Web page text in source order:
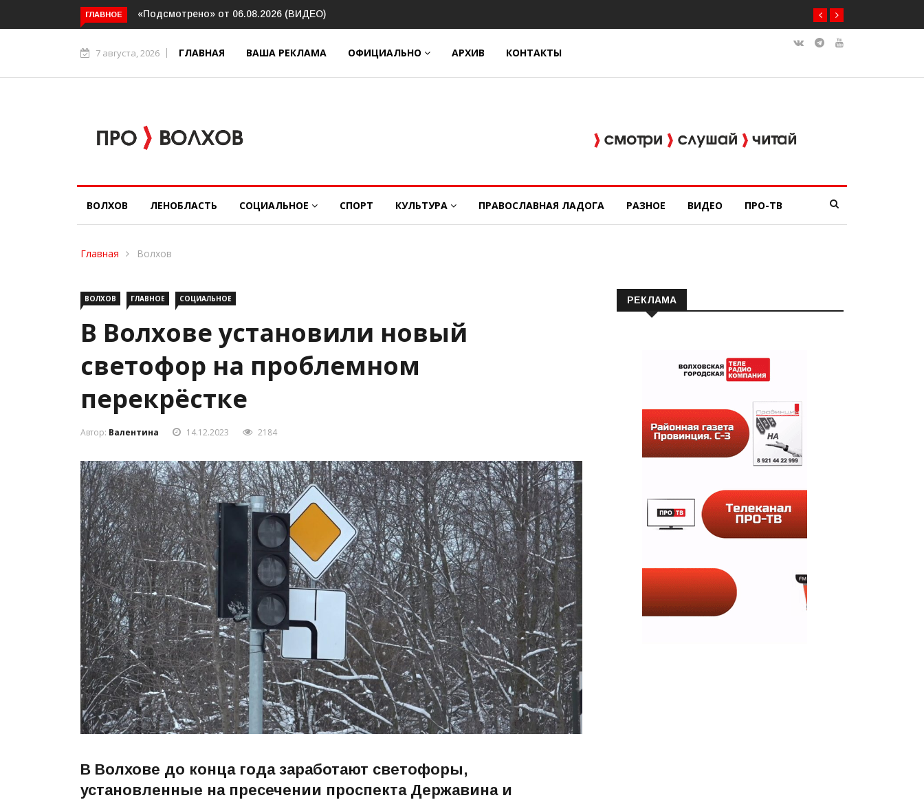
ГЛАВНОЕ Прокуратура держит на контроле организацию пассажирских перевозок в Волховском районе
7 августа, 2026 ГЛАВНАЯ ВАША РЕКЛАМА ОФИЦИАЛЬНО АРХИВ КОНТАКТЫ
ВОЛХОВ ЛЕНОБЛАСТЬ СОЦИАЛЬНОЕ СПОРТ КУЛЬТУРА ПРАВОСЛАВНАЯ ЛАДОГА РАЗНОЕ ВИДЕО ПРО-ТВ
Главная Волхов
ВОЛХОВ ГЛАВНОЕ СОЦИАЛЬНОЕ
В Волхове установили новый
светофор на проблемном
перекрёстке
Автор: Валентина 14.12.2023 2184
В Волхове до конца года заработают светофоры,
установленные на пресечении проспекта Державина и
РЕКЛАМА